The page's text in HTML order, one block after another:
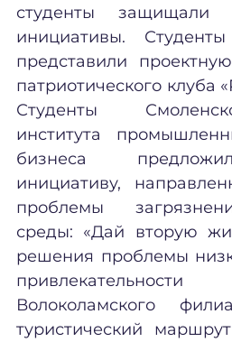
студенты защищали
инициативы.
представили
патриотического клуба
Студенты
института
бизнеса
инициативу,
проблемы
среды: «Дай вторую
решения проблемы
Волоколамского
туристический